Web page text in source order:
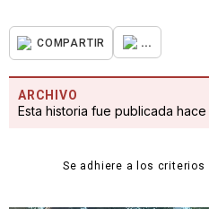
COMPARTIR ...
ARCHIVO
Esta historia fue publicada
Se adhiere a los criterios